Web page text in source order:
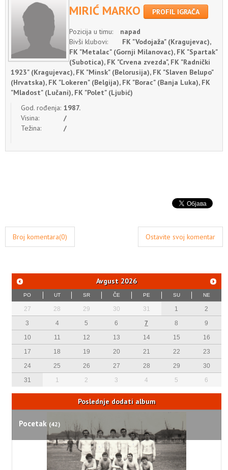
MIRIĆ MARKO PROFIL IGRAČA
Pozicija u timu:
napad
Bivši klubovi:
FK "Vodojaža" (Kragujevac),
FK "Metalac" (Gornji Milanovac), FK "Spartak"
(Subotica), FK "Crvena zvezda", FK "Radnički
1923" (Kragujevac), FK "Minsk" (Belorusija), FK "Slaven Belupo"
(Hrvatska), FK "Lokeren" (Belgija), FK "Borac" (Banja Luka), FK
"Mladost" (Lučani), FK "Polet" (Ljubić)
God. rođenja: 1987.
Visina:
/
Težina:
/
Broj komentara(0) Ostavite svoj komentar
Avgust 2026
PO UT SR ČE PE SU NE
27 28 29 30 31 1
2
3
4 5 6 7 8
9
10
11 12 13 14 15
16
17
18 19 20 21 22
23
24
25 26 27 28 29
30
31
1 2 3 4 5 6
Poslednje dodati album
Pocetak(42)